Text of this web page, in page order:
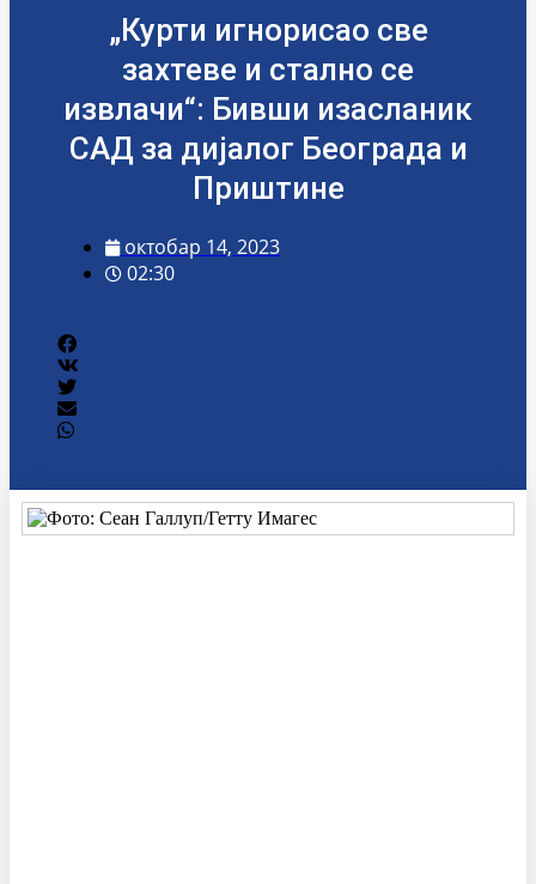
„Курти игнорисао све
захтеве и стално се
извлачи“: Бивши изасланик
САД за дијалог Београда и
Приштине
октобар 14, 2023
02:30